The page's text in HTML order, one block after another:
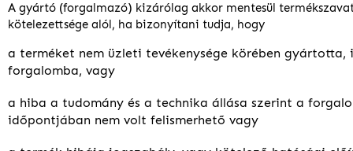
A gyártó (forgalmazó) kizárólag akkor mentesül
kötelezettsége alól, ha bizonyítani tudja, hogy
a terméket nem üzleti tevékenysége körében gyártotta,
forgalomba, vagy
a hiba a tudomány és a technika állása szerint a
időpontjában nem volt felismerhető vagy